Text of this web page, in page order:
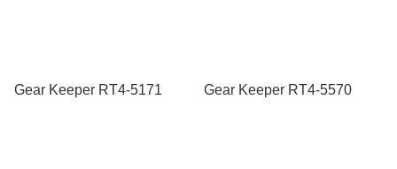
Gear Keeper RT4-5171 Gear Keeper RT4-5570